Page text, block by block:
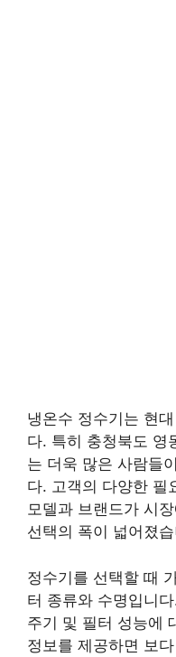
냉온수 정수기는 현
다. 특히 충청북도 영
는 더욱 많은 사람들
다. 고객의 다양한 필
모델과 브랜드가 시
선택의 폭이 넓어졌
정수기를 선택할 때
터 종류와 수명입니
주기 및 필터 성능에
정보를 제공하면 보